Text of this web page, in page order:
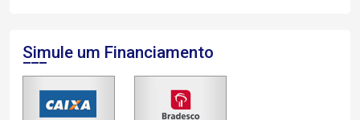
Simule um Financiamento